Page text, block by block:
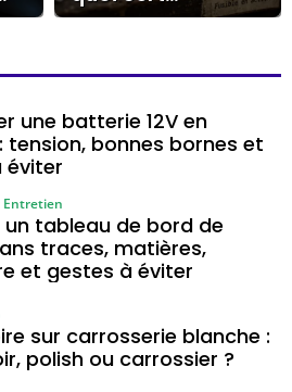
vraiment un
une batterie 12V en
tension, bonnes bornes et
éviter
tableau de bord de
traces, matières,
et gestes à éviter
Entretien
sur carrosserie blanche :
polish ou carrossier ?